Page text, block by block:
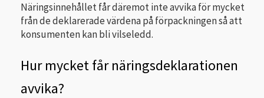
Näringsinnehållet får däremot inte avvika för mycket
från de deklarerade värdena på förpackningen så att
konsumenten kan bli vilseledd.
Hur mycket får näringsdeklarationen
avvika?